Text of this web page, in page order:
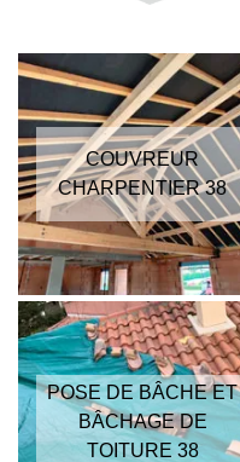
COUVREUR
CHARPENTIER 38
POSE DE BÂCHE ET
BÂCHAGE DE
TOITURE 38